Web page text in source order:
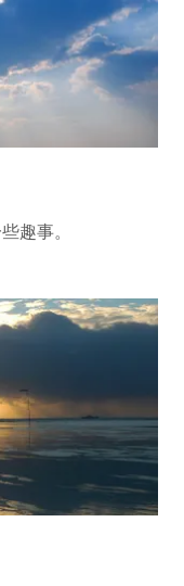
趣事。